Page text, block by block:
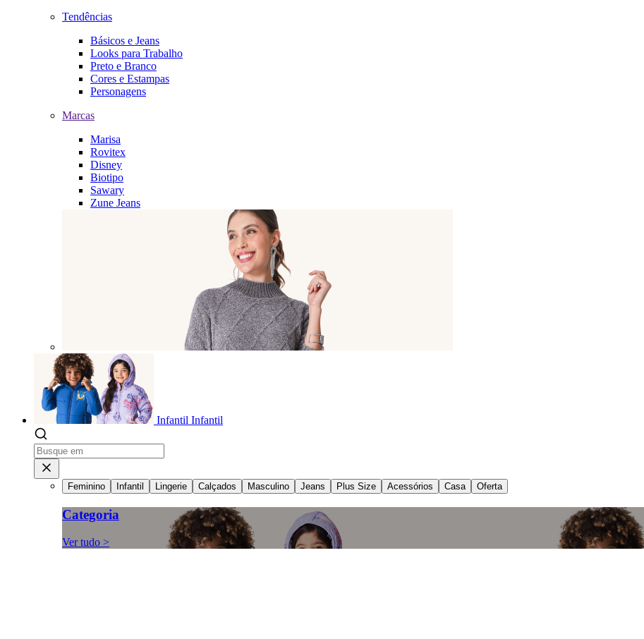
Tendências
Básicos e Jeans
Looks para Trabalho
Preto e Branco
Cores e Estampas
Personagens
Marcas
Marisa
Rovitex
Disney
Biotipo
Sawary
Zune Jeans
Infantil Infantil
Feminino Infantil Lingerie Calçados Masculino Jeans Plus Size Acessórios Casa Oferta
Categoria
Ver tudo >